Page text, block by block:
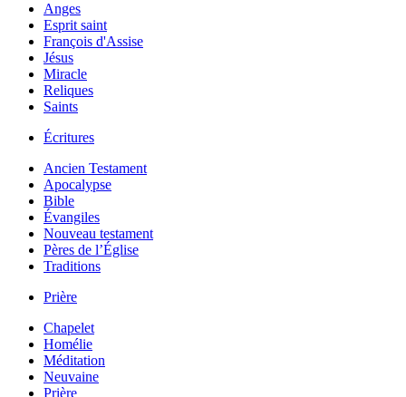
Anges
Esprit saint
François d'Assise
Jésus
Miracle
Reliques
Saints
Écritures
Ancien Testament
Apocalypse
Bible
Évangiles
Nouveau testament
Pères de l’Église
Traditions
Prière
Chapelet
Homélie
Méditation
Neuvaine
Prière